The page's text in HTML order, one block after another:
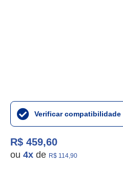
Verificar compatibilidade
R$ 459,60
ou 4x de R$ 114,90